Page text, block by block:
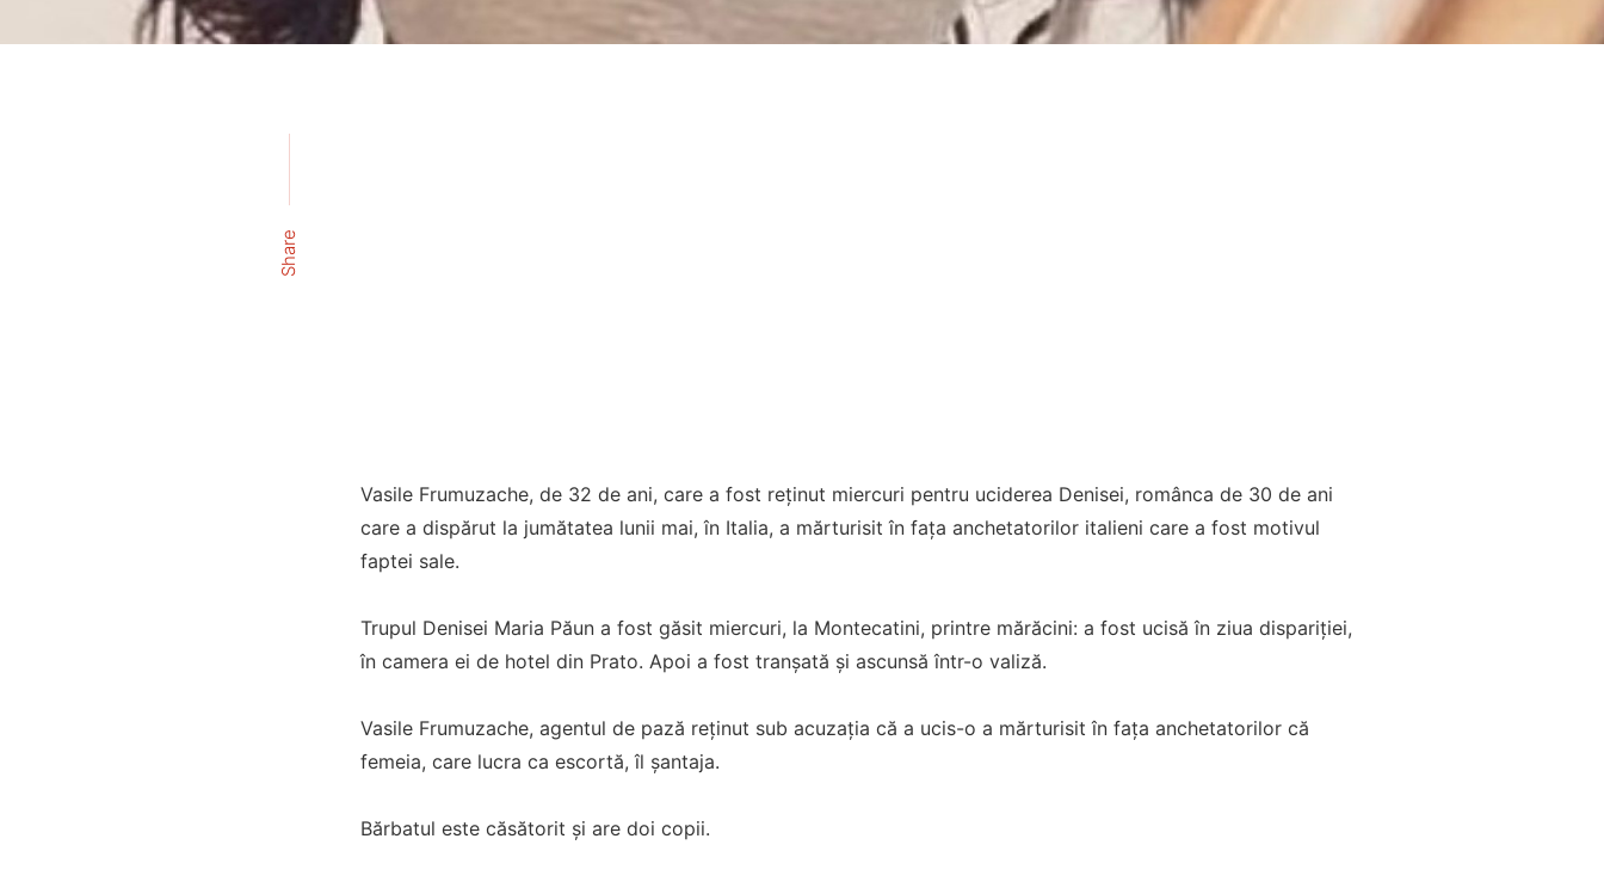
Share
Vasile Frumuzache, de 32 de ani, care a fost reținut miercuri pentru uciderea Denisei, românca de 30 de ani
care a dispărut la jumătatea lunii mai, în Italia, a mărturisit în fața anchetatorilor italieni care a fost motivul
faptei sale.
Trupul Denisei Maria Păun a fost găsit miercuri, la Montecatini, printre mărăcini: a fost ucisă în ziua dispariției,
în camera ei de hotel din Prato. Apoi a fost tranșată și ascunsă într-o valiză.
Vasile Frumuzache, agentul de pază reținut sub acuzația că a ucis-o a mărturisit în fața anchetatorilor că
femeia, care lucra ca escortă, îl șantaja.
Bărbatul este căsătorit și are doi copii.